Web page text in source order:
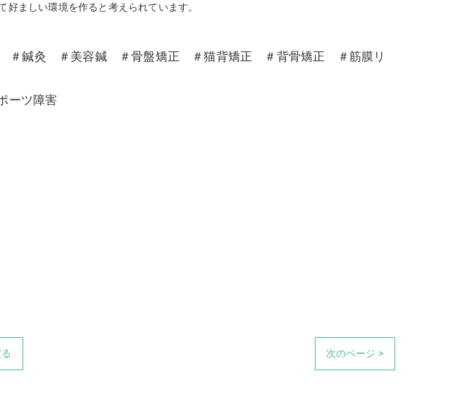
ましい環境を作ると考えられています。
鍼灸 ＃美容鍼 ＃骨盤矯正 ＃猫背矯正 ＃背骨矯正 ＃筋膜リ
ツ障害
次のページ >